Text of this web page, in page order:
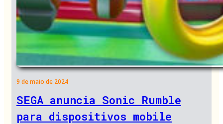
9 de maio de 2024
SEGA anuncia Sonic Rumble
para dispositivos mobile